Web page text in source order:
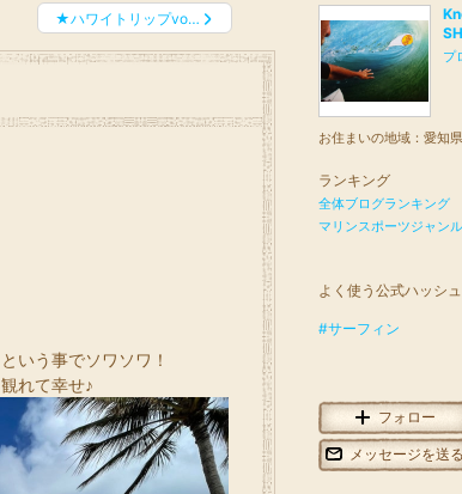
★ハワイトリップvo…
いう事でソワソワ！
れて幸せ♪
プ
お住まいの地域： 愛知県
ランキング
全体ブログランキング
マリンスポーツジャンル
よく使う公式ハッシ
#サーフィン
フォロー
メッセージを送る